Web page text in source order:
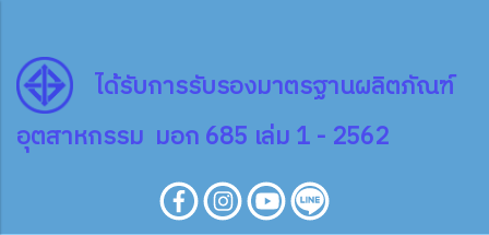
ได้รับการรับรองมาตรฐานผลิตภัณฑ์
อุตสาหกรรม มอก 685 เล่ม 1 - 2562